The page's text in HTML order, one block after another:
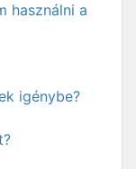
használni a
igénybe?